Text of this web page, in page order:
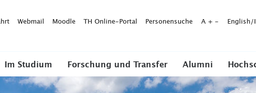
Webmail Moodle TH Online-Portal Personensuche A + -
Im Studium Forschung und Transfer Alumni